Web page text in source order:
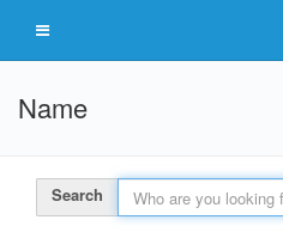
Name
Search